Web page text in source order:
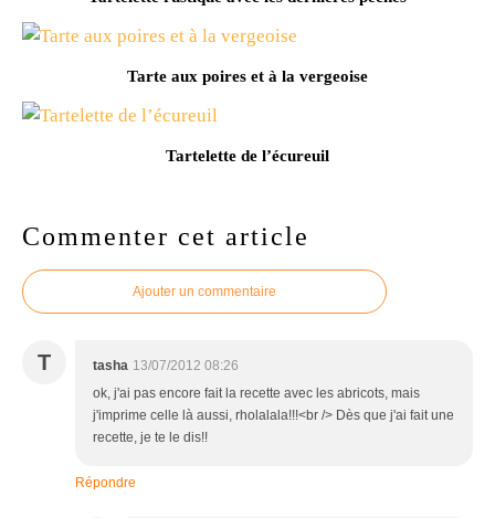
Tarte aux poires et à la vergeoise
Tartelette de l’écureuil
Commenter cet article
Ajouter un commentaire
T tasha 13/07/2012 08:26
ok, j'ai pas encore fait la recette avec les abricots, mais
j'imprime celle là aussi, rholalala!!!<br /> Dès que j'ai fait une
recette, je te le dis!!
Répondre